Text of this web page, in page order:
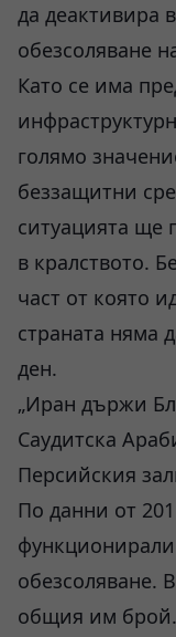
да деактивира
обезсоляване
Като се има
голямо
беззащитни
ситуацията ще
в кралството.
част от която
страната няма
ден.
„Иран държи
Саудитска
Персийския
По данни от
обезсоляване.
общия им брой.